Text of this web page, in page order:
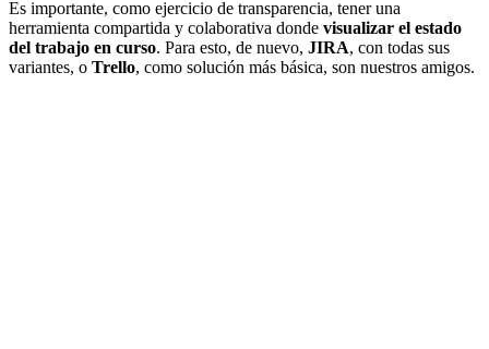
Es importante, como ejercicio de transparencia, tener una
herramienta compartida y colaborativa donde visualizar el estado
del trabajo en curso. Para esto, de nuevo, JIRA, con todas sus
variantes, o Trello, como solución más básica, son nuestros amigos.